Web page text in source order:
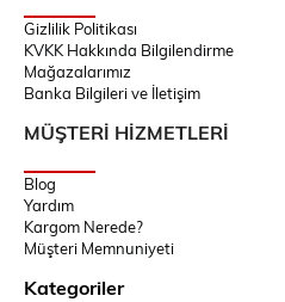
Gizlilik Politikası
KVKK Hakkında Bilgilendirme
Mağazalarımız
Banka Bilgileri ve İletişim
MÜŞTERİ HİZMETLERİ
Blog
Yardım
Kargom Nerede?
Müşteri Memnuniyeti
Kategoriler